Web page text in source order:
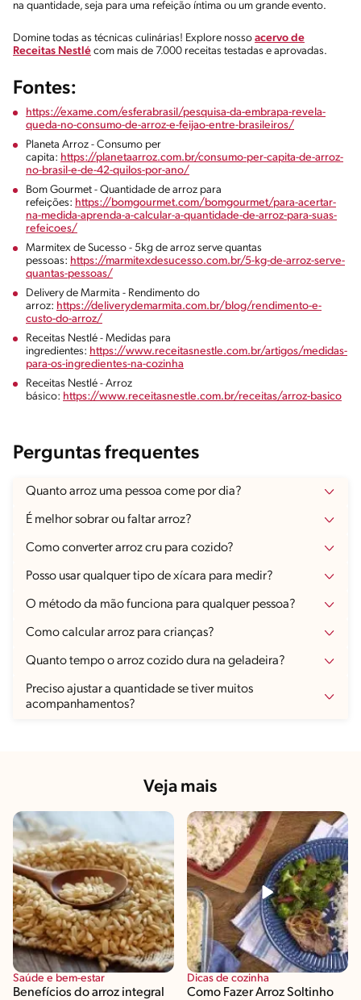
na quantidade, seja para uma refeição íntima ou um grande evento.
Domine todas as técnicas culinárias! Explore nosso acervo de
Receitas Nestlé com mais de 7.000 receitas testadas e aprovadas.
Fontes:
https://exame.com/esferabrasil/pesquisa-da-embrapa-revela-
queda-no-consumo-de-arroz-e-feijao-entre-brasileiros/
Planeta Arroz - Consumo per
capita: https://planetaarroz.com.br/consumo-per-capita-de-arroz-
no-brasil-e-de-42-quilos-por-ano/
Bom Gourmet - Quantidade de arroz para
refeições: https://bomgourmet.com/bomgourmet/para-acertar-
na-medida-aprenda-a-calcular-a-quantidade-de-arroz-para-suas-
refeicoes/
Marmitex de Sucesso - 5kg de arroz serve quantas
pessoas: https://marmitexdesucesso.com.br/5-kg-de-arroz-serve-
quantas-pessoas/
Delivery de Marmita - Rendimento do
arroz: https://deliverydemarmita.com.br/blog/rendimento-e-
custo-do-arroz/
Receitas Nestlé - Medidas para
ingredientes: https://www.receitasnestle.com.br/artigos/medidas-
para-os-ingredientes-na-cozinha
Receitas Nestlé - Arroz
básico: https://www.receitasnestle.com.br/receitas/arroz-basico
Perguntas frequentes
Quanto arroz uma pessoa come por dia?
É melhor sobrar ou faltar arroz?
Como converter arroz cru para cozido?
Posso usar qualquer tipo de xícara para medir?
O método da mão funciona para qualquer pessoa?
Como calcular arroz para crianças?
Quanto tempo o arroz cozido dura na geladeira?
Preciso ajustar a quantidade se tiver muitos
acompanhamentos?
Veja mais
Saúde e bem-estar
Benefícios do arroz integral
Dicas de cozinha
Como Fazer Arroz Soltinho